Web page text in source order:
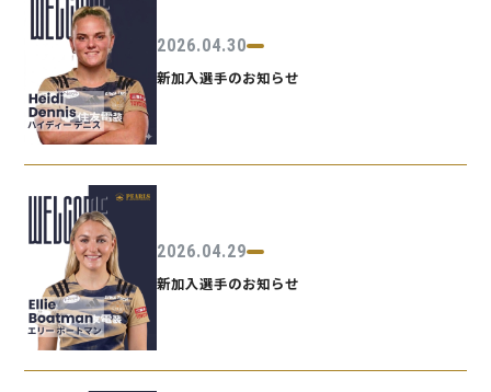
2026.04.30
新加入選手のお知らせ
2026.04.29
新加入選手のお知らせ